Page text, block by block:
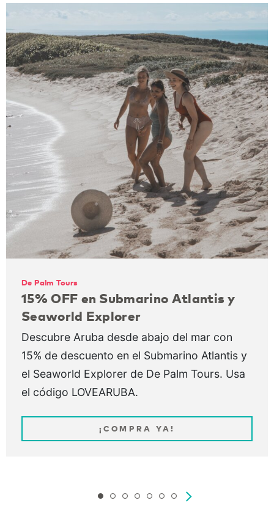
De Palm Tours
15% OFF en Submarino Atlantis y
Seaworld Explorer
Descubre Aruba desde abajo del mar con
15% de descuento en el Submarino Atlantis y
el Seaworld Explorer de De Palm Tours. Usa
el código LOVEARUBA.
¡COMPRA YA!